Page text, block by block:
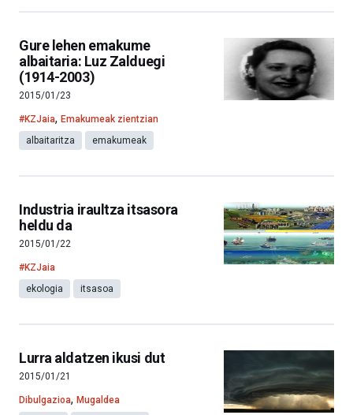
Gure lehen emakume
albaitaria: Luz Zalduegi
(1914-2003)
2015/01/23
#KZJaia, Emakumeak zientzian
albaitaritza
emakumeak
Industria iraultza itsasora
heldu da
2015/01/22
#KZJaia
ekologia
itsasoa
Lurra aldatzen ikusi dut
2015/01/21
Dibulgazioa, Mugaldea